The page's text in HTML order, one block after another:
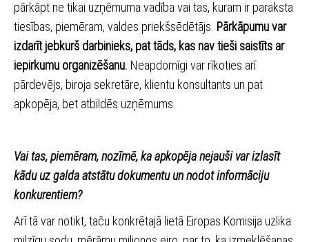
pārkāpt ne tikai uzņēmuma vadība vai tas, kuram ir paraksta
tiesības, piemēram, valdes priekšsēdētājs. Pārkāpumu var
izdarīt jebkurš darbinieks, pat tāds, kas nav tieši saistīts ar
iepirkumu organizēšanu. Neapdomīgi var rīkoties arī
pārdevējs, biroja sekretāre, klientu konsultants un pat
apkopēja, bet atbildēs uzņēmums.
Vai tas, piemēram, nozīmē, ka apkopēja nejauši var izlasīt
kādu uz galda atstātu dokumentu un nodot informāciju
konkurentiem?
Arī tā var notikt, taču konkrētajā lietā Eiropas Komisija uzlika